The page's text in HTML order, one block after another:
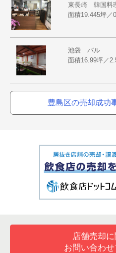
東長崎 韓国料
面積19.445坪／
池袋 バル
面積16.99坪／
豊島区の売却成功
店舗売却
お問い合わ